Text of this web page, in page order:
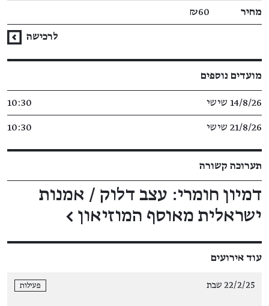
מחיר ₪60
לרכישה
מועדים נוספים
14/8/26 שישי 10:30
21/8/26 שישי 10:30
תערוכה קשורה
דמיון חומרי: עצב דלוק / אמנות
ישראלית מאוסף המוזיאון ←
עוד אירועים
22/2/25 שבת פעילות